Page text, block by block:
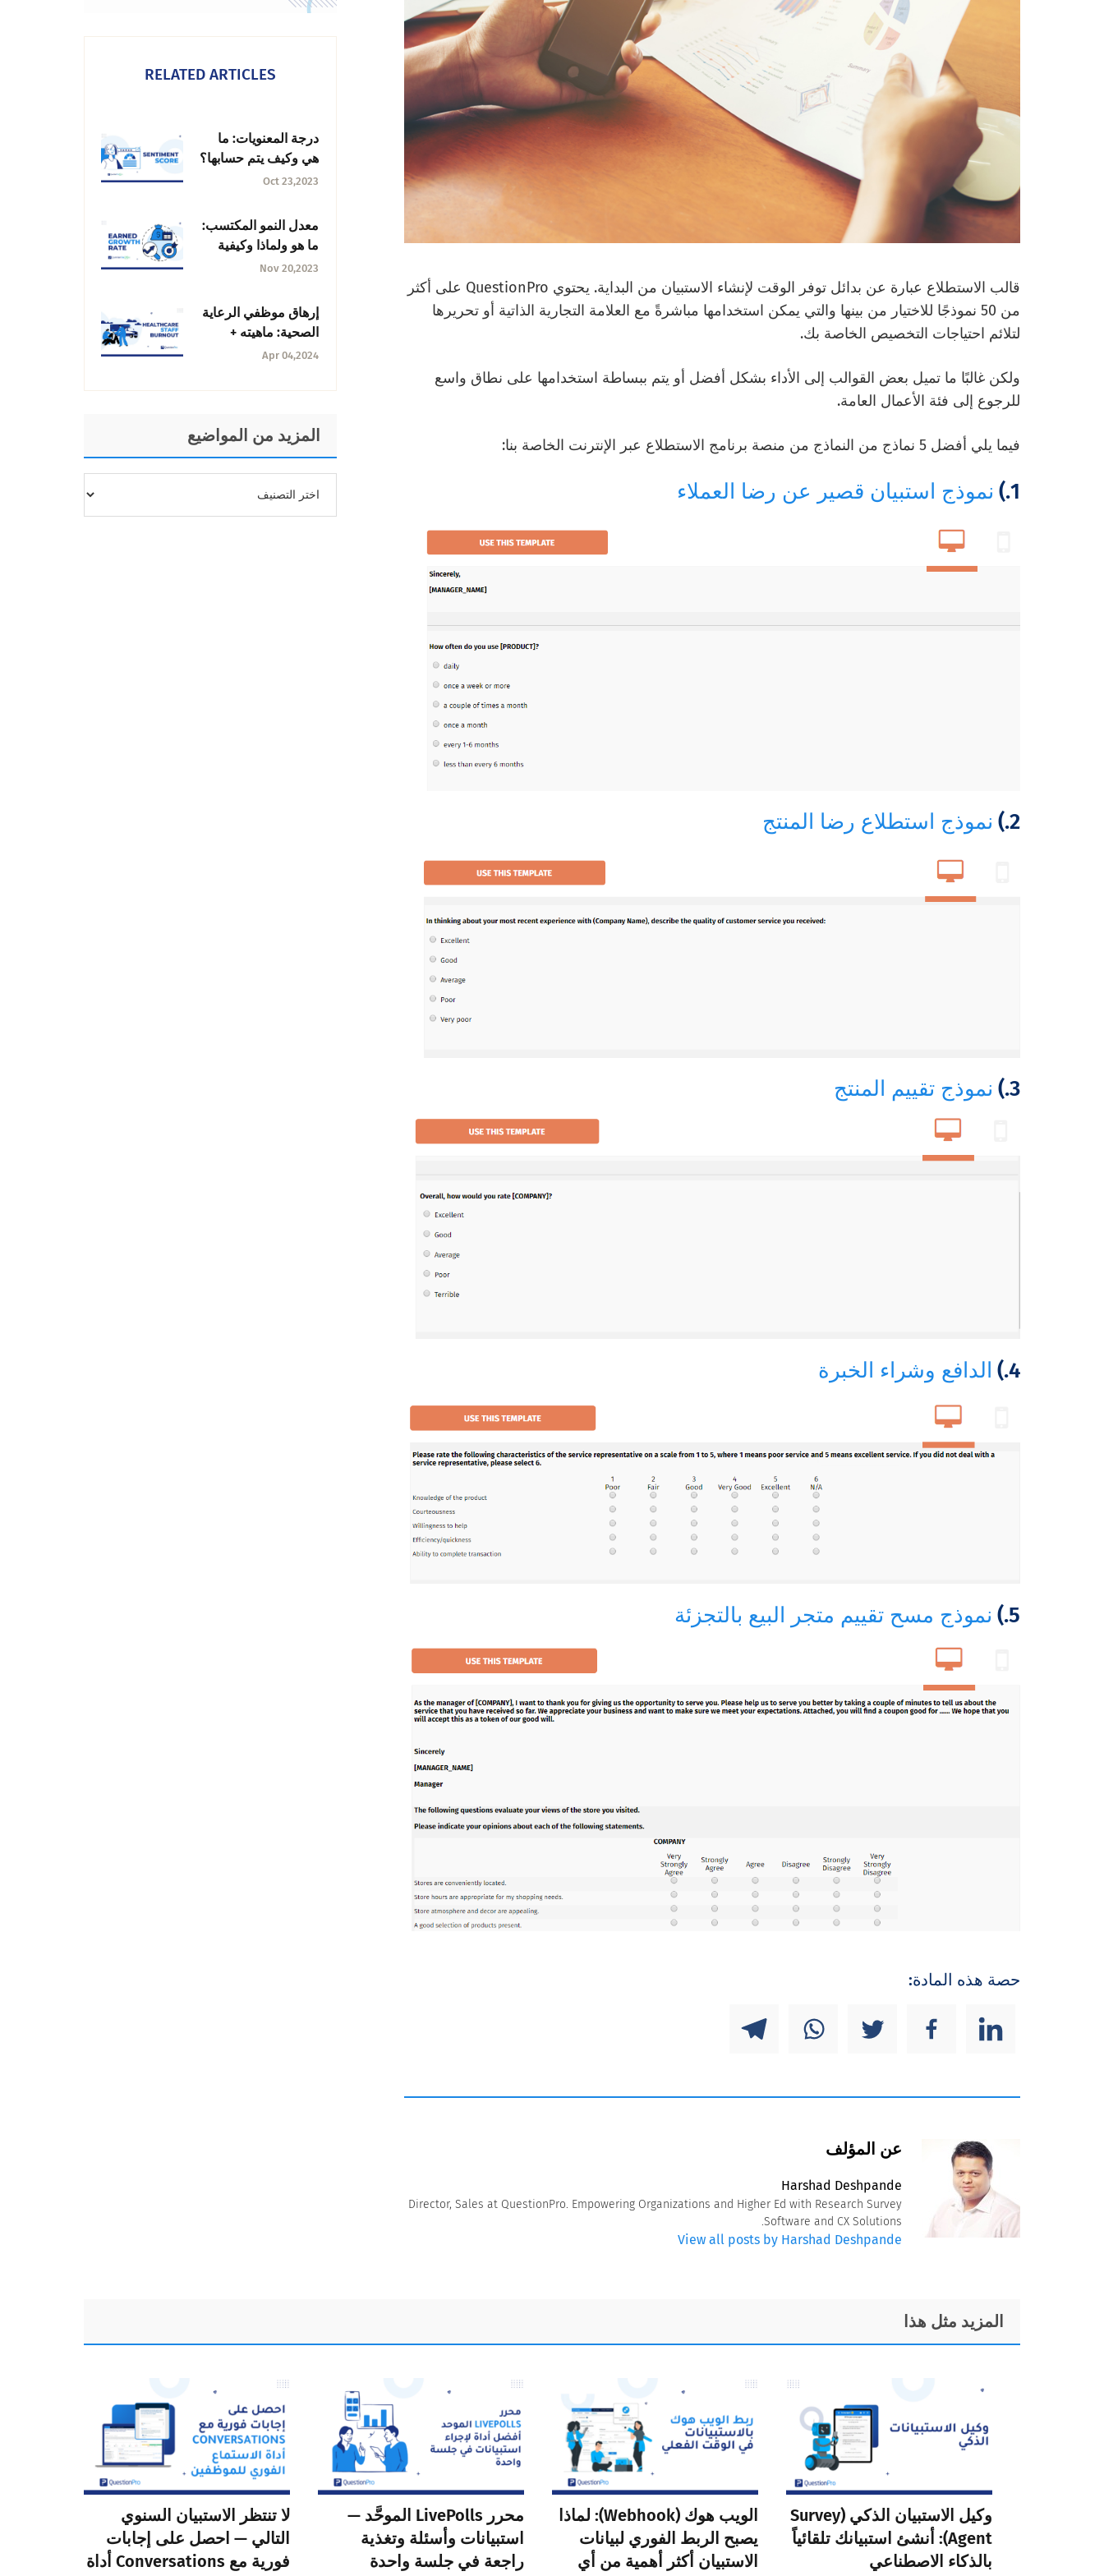
قالب الاستطلاع عبارة عن بدائل توفر الوقت لإنشاء الاستبيان من البداية. يحتوي QuestionPro على أكثر
من 50 نموذجًا للاختيار من بينها والتي يمكن استخدامها مباشرةً مع العلامة التجارية الذاتية أو تحريرها
لتلائم احتياجات التخصيص الخاصة بك.
ولكن غالبًا ما تميل بعض القوالب إلى الأداء بشكل أفضل أو يتم ببساطة استخدامها على نطاق واسع
للرجوع إلى فئة الأعمال العامة.
فيما يلي أفضل 5 نماذج من النماذج من منصة برنامج الاستطلاع عبر الإنترنت الخاصة بنا:
1.) نموذج استبيان قصير عن رضا العملاء
2.) نموذج استطلاع رضا المنتج
3.) نموذج تقييم المنتج
4.) الدافع وشراء الخبرة
5.) نموذج مسح تقييم متجر البيع بالتجزئة
حصة هذه المادة:
عن المؤلف
Harshad Deshpande
Director, Sales at QuestionPro. Empowering Organizations and Higher Ed with Research Survey
Software and CX Solutions.
View all posts by Harshad Deshpande
RELATED ARTICLES
درجة المعنويات: ما
هي وكيف يتم حسابها؟
Oct 23,2023
معدل النمو المكتسب:
ما هو ولماذا وكيفية
حسابه
Nov 20,2023
إرهاق موظفي الرعاية
الصحية: ماهيته +
كيفية إدارته
Apr 04,2024
المزيد من المواضيع
المواضيع
المزيد مثل هذا
وكيل الاستبيان الذكي (Survey
Agent): أنشئ استبيانك تلقائياً
بالذكاء الاصطناعي
الويب هوك (Webhook): لماذا
يصبح الربط الفوري لبيانات
الاستبيان أكثر أهمية من أي
محرر LivePolls الموحَّد —
استبيانات وأسئلة وتغذية
راجعة في جلسة واحدة
لا تنتظر الاستبيان السنوي
التالي — احصل على إجابات
فورية مع Conversations أداة